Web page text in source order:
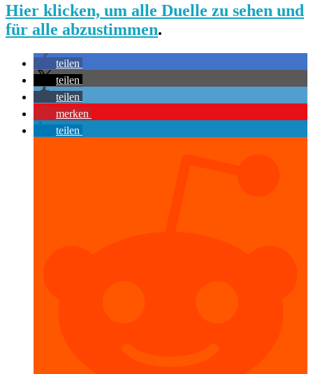
Hier klicken, um alle Duelle zu sehen und
für alle abzustimmen.
teilen
teilen
teilen
merken
teilen